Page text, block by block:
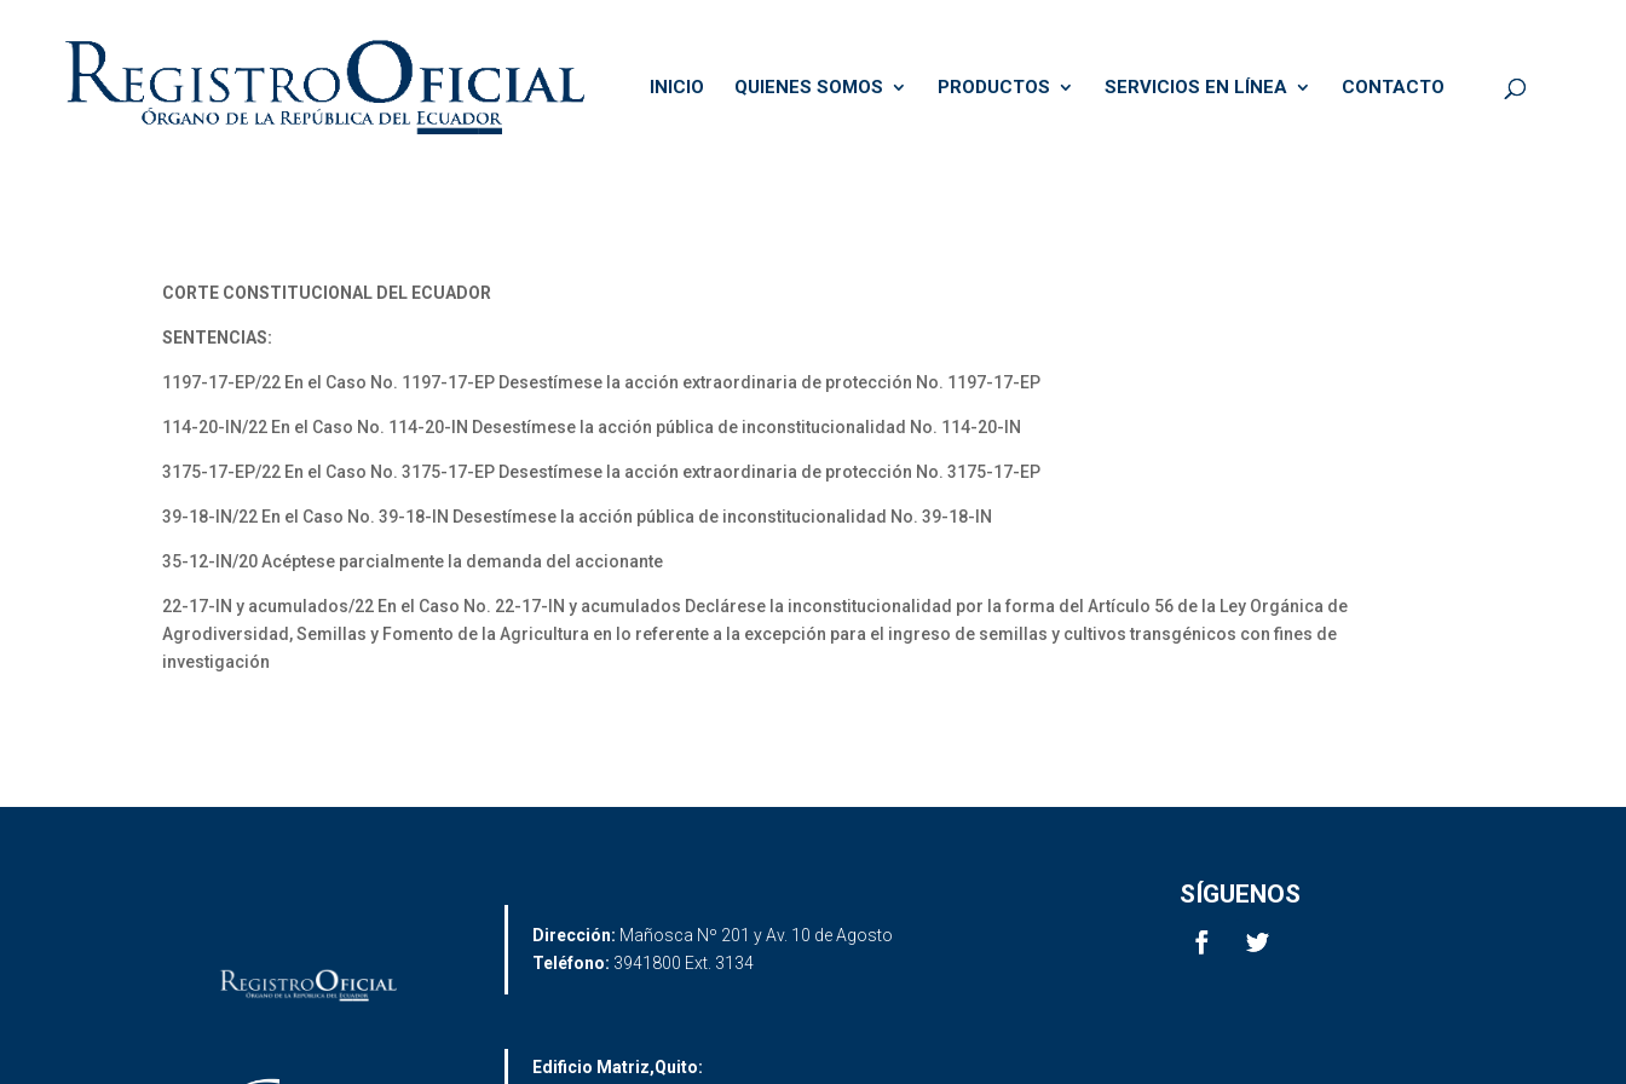
INICIO QUIENES SOMOS PRODUCTOS SERVICIOS EN LÍNEA CONTACTO
CORTE CONSTITUCIONAL DEL ECUADOR
SENTENCIAS:
1197-17-EP/22 En el Caso No. 1197-17-EP Desestímese la acción extraordinaria de protección No. 1197-17-EP
114-20-IN/22 En el Caso No. 114-20-IN Desestímese la acción pública de inconstitucionalidad No. 114-20-IN
3175-17-EP/22 En el Caso No. 3175-17-EP Desestímese la acción extraordinaria de protección No. 3175-17-EP
39-18-IN/22 En el Caso No. 39-18-IN Desestímese la acción pública de inconstitucionalidad No. 39-18-IN
35-12-IN/20 Acéptese parcialmente la demanda del accionante
22-17-IN y acumulados/22 En el Caso No. 22-17-IN y acumulados Declárese la inconstitucionalidad por la forma del Artículo 56 de la Ley Orgánica de
Agrodiversidad, Semillas y Fomento de la Agricultura en lo referente a la excepción para el ingreso de semillas y cultivos transgénicos con fines de
investigación
Dirección: Mañosca Nº 201 y Av. 10 de Agosto
Teléfono: 3941800 Ext. 3134
SÍGUENOS
Edificio Matriz,Quito: